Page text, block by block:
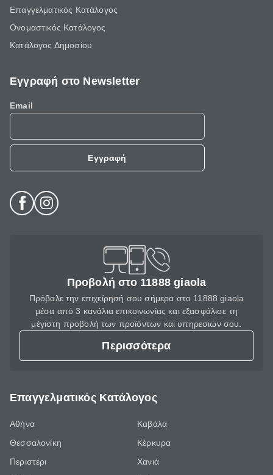
Επαγγελματικός Κατάλογος
Ονομαστικός Κατάλογος
Κατάλογος Δημοσίου
Εγγραφή στο Newsletter
Email
Εγγραφή
Προβολή στο 11888 giaola
Πρόβαλε την επιχείρησή σου σήμερα στο 11888 giaola
μέσα από 3 κανάλια επικοινωνίας και εξασφάλισε τη
μέγιστη προβολή των προϊόντων και υπηρεσιών σου.
Περισσότερα
Επαγγελματικός Κατάλογος
Αθήνα
Θεσσαλονίκη
Περιστέρι
Καβάλα
Κέρκυρα
Χανιά